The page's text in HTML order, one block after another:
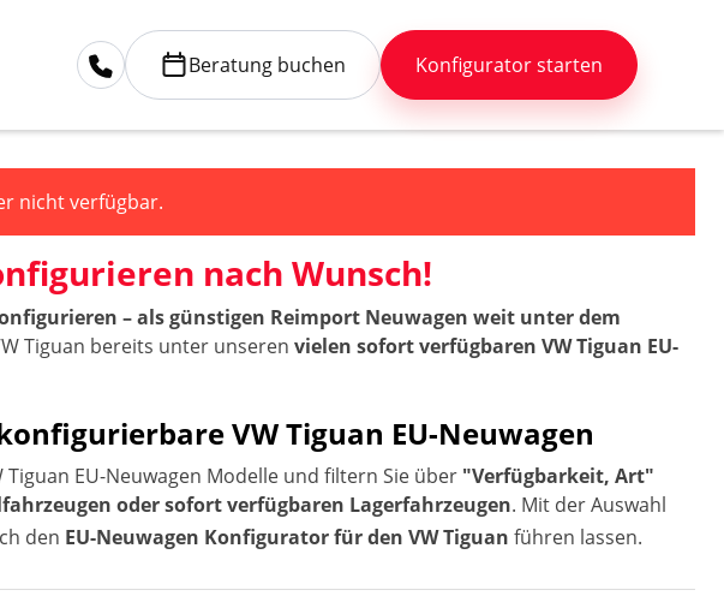
Beratung buchen Konfigurator starten
nicht verfügbar.
nach Wunsch!
– als günstigen Reimport Neuwagen weit unter dem
Tiguan bereits unter unserenvielen sofort verfügbaren VW Tiguan EU-
VW Tiguan EU-Neuwagen
EU-Neuwagen Modelle und filtern Sie über "Verfügbarkeit, Art"
oder sofort verfügbaren Lagerfahrzeugen. Mit der Auswahl
den EU-Neuwagen Konfigurator für den VW Tiguan führen lassen.